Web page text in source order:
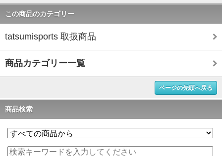
この商品のカテゴリー
tatsumisports 取扱商品
商品カテゴリー一覧
ページの先頭へ戻る
商品検索